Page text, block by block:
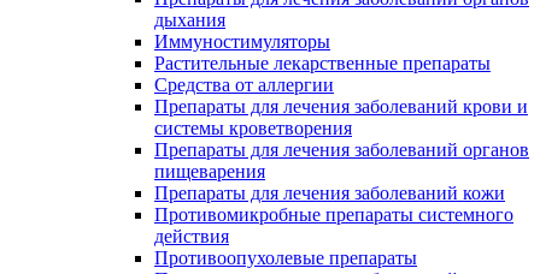
дыхания
Иммуностимуляторы
Растительные лекарственные препараты
Средства от аллергии
Препараты для лечения заболеваний крови и
системы кроветворения
Препараты для лечения заболеваний органов
пищеварения
Препараты для лечения заболеваний кожи
Противомикробные препараты системного
действия
Противоопухолевые препараты